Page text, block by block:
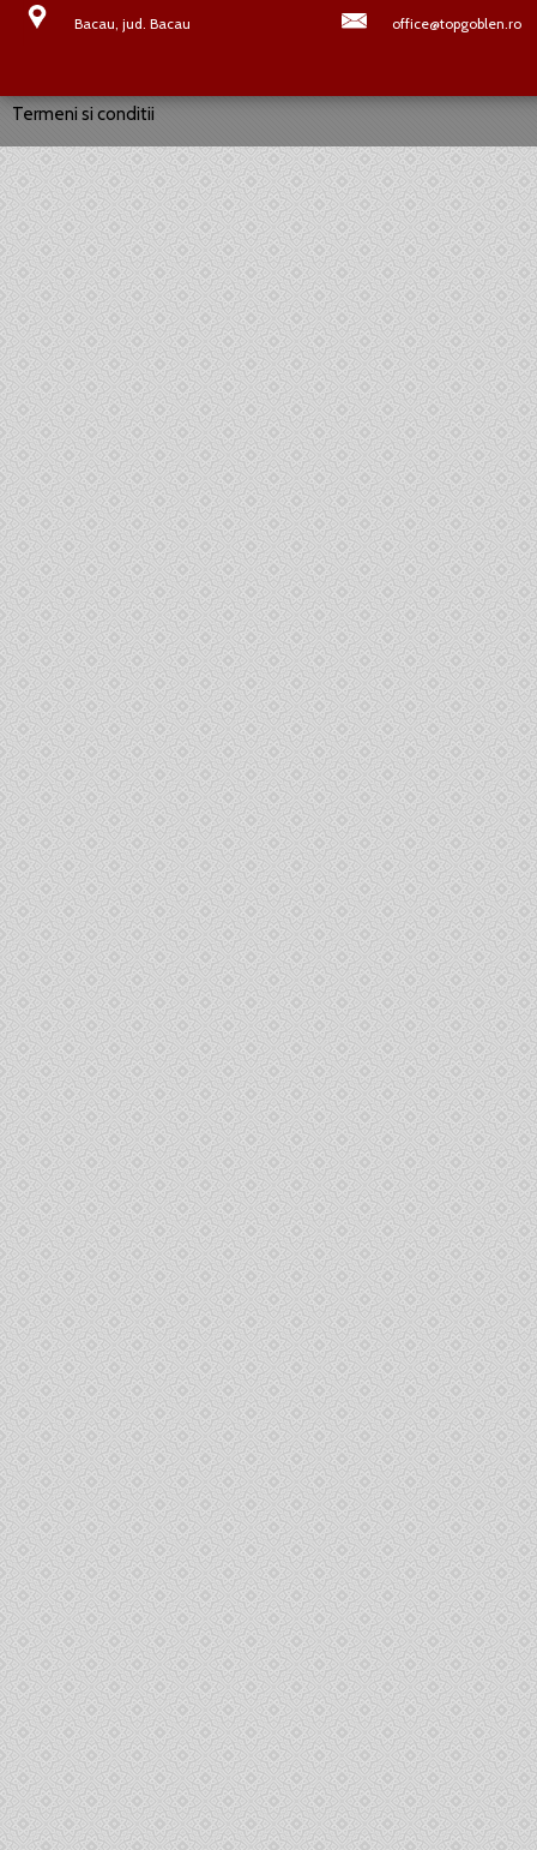
Bacau, jud. Bacau office@topgoblen.ro
Termeni si conditii